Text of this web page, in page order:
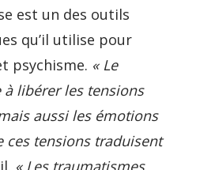
est un des outils
qu’il utilise pour
psychisme. « Le
à libérer les tensions
aussi les émotions
ces tensions traduisent
« Les traumatismes